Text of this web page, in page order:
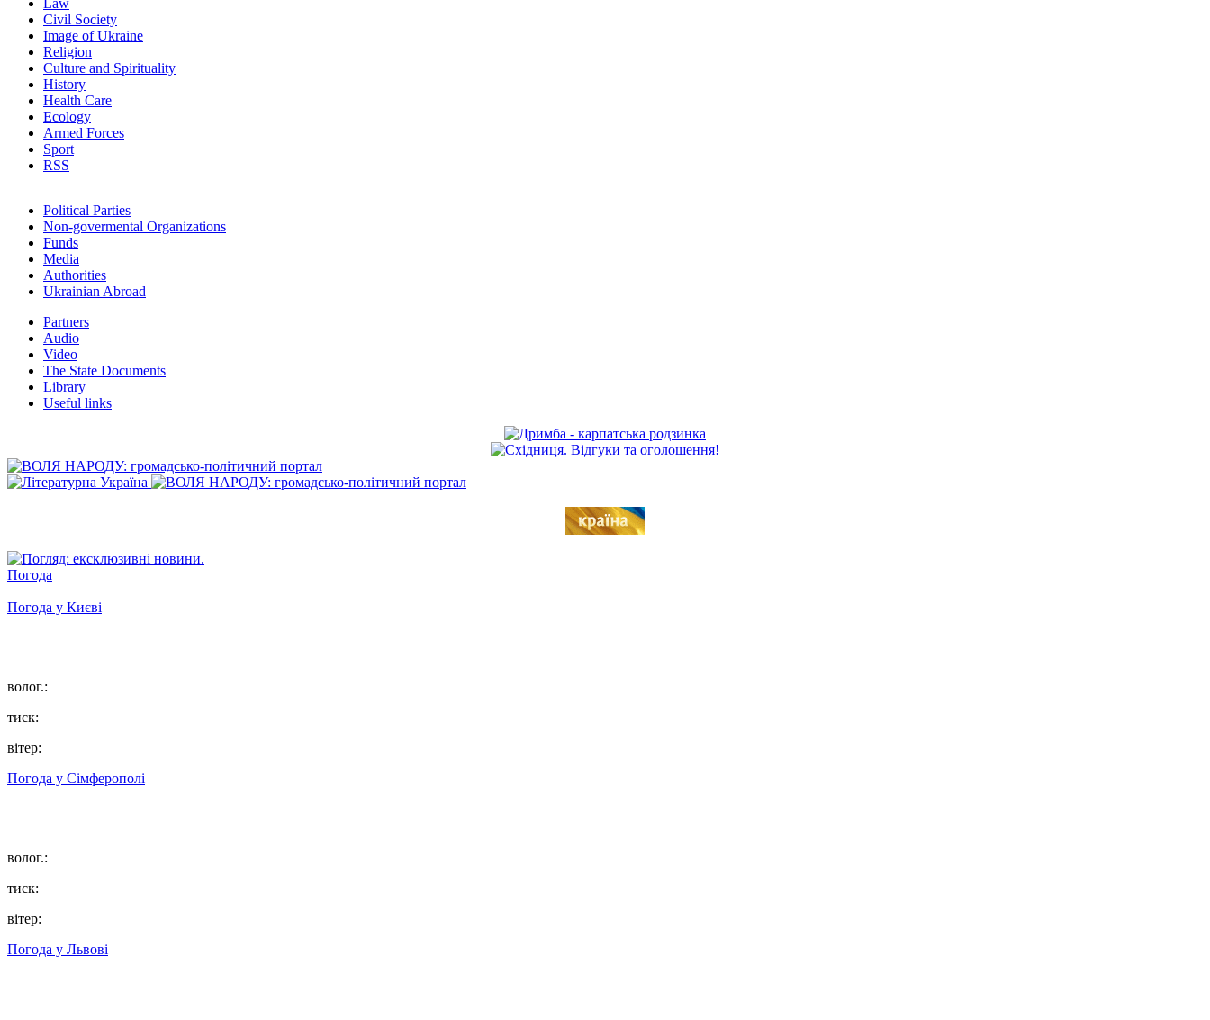
Law
Civil Society
Image of Ukraine
Religion
Culture and Spirituality
History
Health Care
Ecology
Armed Forces
Sport
RSS
Political Parties
Non-govermental Organizations
Funds
Мedia
Authorities
Ukrainian Abroad
Partners
Audio
Video
The State Documents
Library
Useful links
Погода
Погода у Києві
волог.:
тиск:
вітер:
Погода у Сімферополі
волог.:
тиск:
вітер:
Погода у Львові